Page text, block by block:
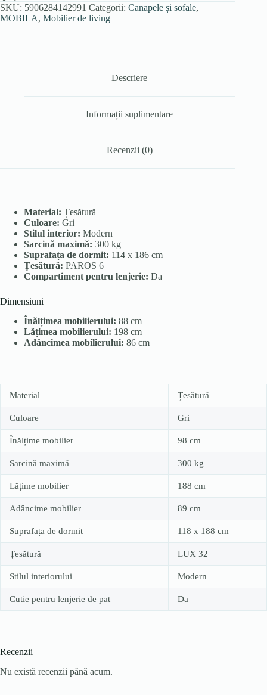
SKU: 5906284142991 Categorii: Canapele și sofale,
MOBILA, Mobilier de living
Descriere
Informații suplimentare
Recenzii (0)
Material: Țesătură
Culoare: Gri
Stilul interior: Modern
Sarcină maximă: 300 kg
Suprafața de dormit: 114 x 186 cm
Țesătură: PAROS 6
Compartiment pentru lenjerie: Da
Dimensiuni
Înălțimea mobilierului: 88 cm
Lățimea mobilierului: 198 cm
Adâncimea mobilierului: 86 cm
Material Țesătură
Culoare Gri
Înălțime mobilier 98 cm
Sarcină maximă 300 kg
Lățime mobilier 188 cm
Adâncime mobilier 89 cm
Suprafața de dormit 118 x 188 cm
Țesătură LUX 32
Stilul interiorului Modern
Cutie pentru lenjerie de pat Da
Recenzii
Nu există recenzii până acum.